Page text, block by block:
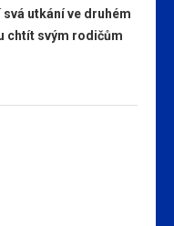
utkání ve druhém
chtít svým rodičům